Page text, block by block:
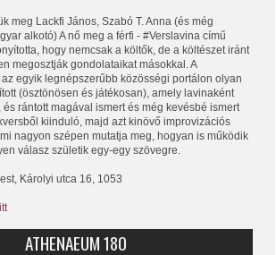
meg Lackfi János, Szabó T. Anna (és még
yar alkotó) A nő meg a férfi - #Verslavina című
hogy nemcsak a költők, de a költészet iránt
megosztják gondolataikat másokkal. A
egyik legnépszerűbb közösségi portálon olyan
(ösztönösen és játékosan), amely lavinaként
rántott magával ismert és még kevésbé ismert
kiinduló, majd azt kinövő improvizációs
nagyon szépen mutatja meg, hogyan is működik
válasz születik egy-egy szövegre.
Károlyi utca 16, 1053
itt
ATHENAEUM 180